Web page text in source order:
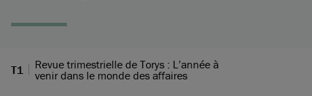
T1
Revue trimestrielle de Torys : L’année à
venir dans le monde des affaires